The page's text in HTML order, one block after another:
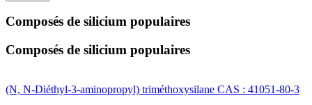
Composés de silicium populaires
Composés de silicium populaires
(N, N-Diéthyl-3-aminopropyl) triméthoxysilane CAS : 41051-80-3